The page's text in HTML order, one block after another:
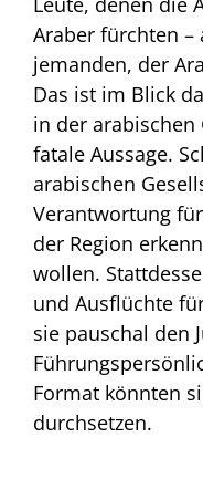
Araber fürchten
jemanden, der
Das ist im Blick
in der
fatale Aussage.
arabischen
Verantwortung
der Region
wollen.
und Ausflüchte
sie pauschal den
Format könnten
durchsetzen.